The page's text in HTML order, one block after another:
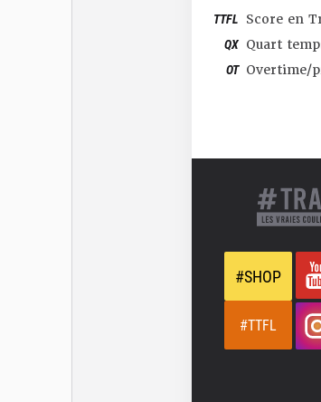
TTFL Score en
QX Quart
OT Overtime/
#SHOP
#TTFL